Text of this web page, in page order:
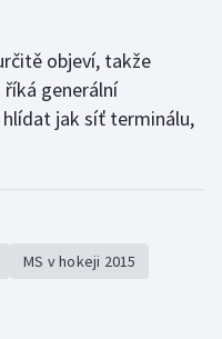
objeví, takže
generální
jak síť terminálu,
MS v hokeji 2015